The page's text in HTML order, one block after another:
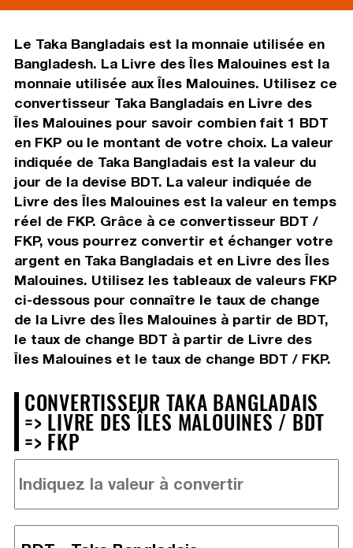
Le Taka Bangladais est la monnaie utilisée en
Bangladesh. La Livre des Îles Malouines est la
monnaie utilisée aux Îles Malouines. Utilisez ce
convertisseur Taka Bangladais en Livre des
Îles Malouines pour savoir combien fait 1 BDT
en FKP ou le montant de votre choix. La valeur
indiquée de Taka Bangladais est la valeur du
jour de la devise BDT. La valeur indiquée de
Livre des Îles Malouines est la valeur en temps
réel de FKP. Grâce à ce convertisseur BDT /
FKP, vous pourrez convertir et échanger votre
argent en Taka Bangladais et en Livre des Îles
Malouines. Utilisez les tableaux de valeurs FKP
ci-dessous pour connaître le taux de change
de la Livre des Îles Malouines à partir de BDT,
le taux de change BDT à partir de Livre des
Îles Malouines et le taux de change BDT / FKP.
CONVERTISSEUR TAKA BANGLADAIS
=> LIVRE DES ÎLES MALOUINES / BDT
=> FKP